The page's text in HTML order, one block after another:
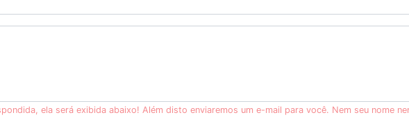
ela será exibida abaixo! Além disto enviaremos um e-mail para você. Nem seu nome